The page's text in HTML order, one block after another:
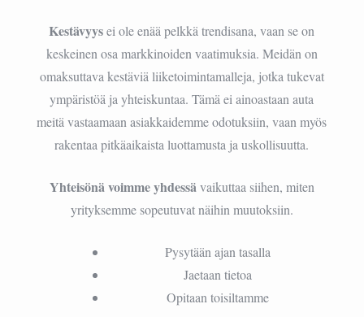
Kestävyysei ole enää pelkkä trendisana, vaan se on
keskeinen osa markkinoiden vaatimuksia. Meidän on
omaksuttava kestäviä liiketoimintamalleja, jotka tukevat
ympäristöä ja yhteiskuntaa. Tämä ei ainoastaan auta
meitä vastaamaan asiakkaidemme odotuksiin, vaan myös
rakentaa pitkäaikaista luottamusta ja uskollisuutta.
Yhteisönä voimme yhdessävaikuttaa siihen, miten
yrityksemme sopeutuvat näihin muutoksiin.
Pysytään ajan tasalla
Jaetaan tietoa
Opitaan toisiltamme